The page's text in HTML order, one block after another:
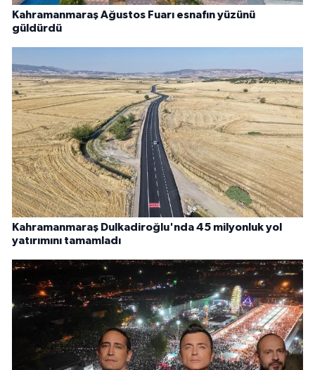
Kahramanmaraş Ağustos Fuarı esnafın yüzünü
güldürdü
Kahramanmaraş Dulkadiroğlu'nda 45 milyonluk yol
yatırımını tamamladı